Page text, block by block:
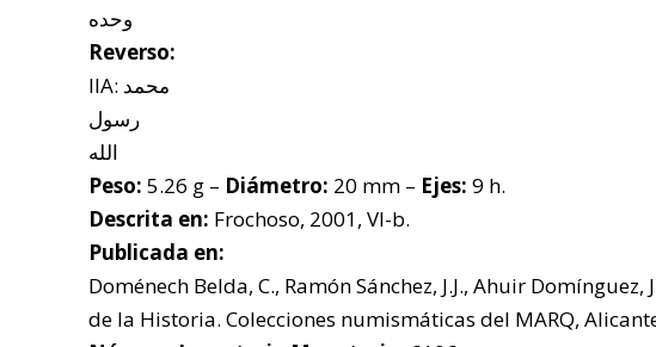
وحده
Reverso:
IIA: محمد
رسول
الله
Peso: 5.26 g – Diámetro: 20 mm – Ejes: 9 h.
Descrita en: Frochoso, 2001, VI-b.
Publicada en:
Doménech Belda, C., Ramón Sánchez, J.J., Ahuir
de la Historia. Colecciones numismáticas del MARQ,